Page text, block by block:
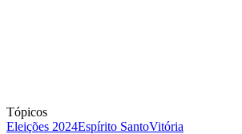
Tópicos
Eleições 2024Espírito SantoVitória